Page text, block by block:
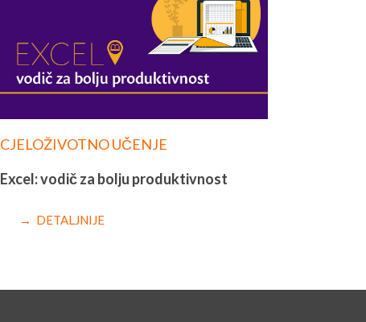
CJELOŽIVOTNO UČENJE
Excel: vodič za bolju produktivnost
→ DETALJNIJE